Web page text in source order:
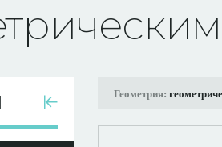
Геометрия: